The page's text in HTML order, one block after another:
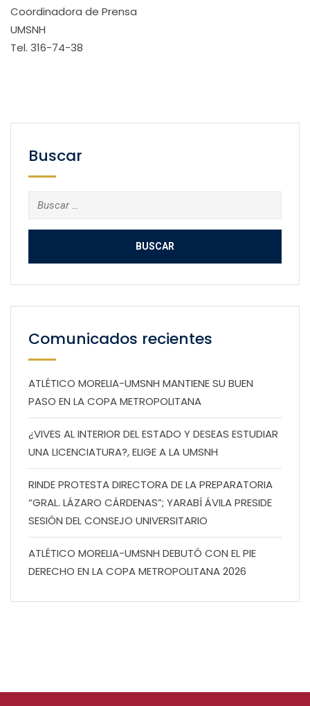
Coordinadora de Prensa
UMSNH
Tel. 316-74-38
Buscar
Buscar:
Comunicados recientes
ATLÉTICO MORELIA-UMSNH MANTIENE SU BUEN
PASO EN LA COPA METROPOLITANA
¿VIVES AL INTERIOR DEL ESTADO Y DESEAS ESTUDIAR
UNA LICENCIATURA?, ELIGE A LA UMSNH
RINDE PROTESTA DIRECTORA DE LA PREPARATORIA
“GRAL. LÁZARO CÁRDENAS”; YARABÍ ÁVILA PRESIDE
SESIÓN DEL CONSEJO UNIVERSITARIO
ATLÉTICO MORELIA-UMSNH DEBUTÓ CON EL PIE
DERECHO EN LA COPA METROPOLITANA 2026